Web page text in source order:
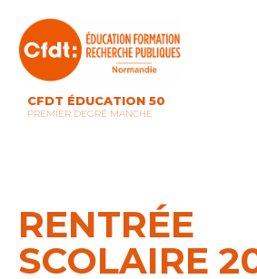
content
CFDT ÉDUCATION 50
PREMIER DEGRÉ MANCHE
RENTRÉE
SCOLAIRE